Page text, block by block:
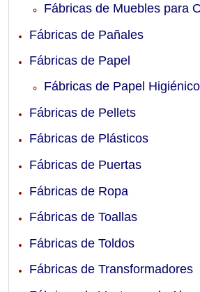
Fábricas de Muebles para
Fábricas de Pañales
Fábricas de Papel
Fábricas de Papel Higiénico
Fábricas de Pellets
Fábricas de Plásticos
Fábricas de Puertas
Fábricas de Ropa
Fábricas de Toallas
Fábricas de Toldos
Fábricas de Transformadores